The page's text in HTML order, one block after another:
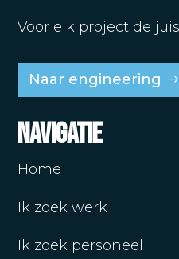
Voor elk project de
Naar engineering
Navigatie
Home
Ik zoek werk
Ik zoek personeel